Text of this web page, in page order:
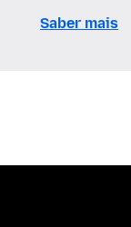
Saber mais